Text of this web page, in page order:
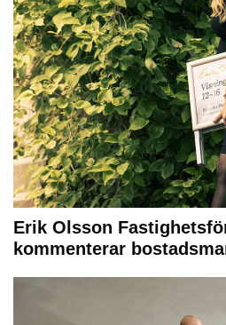
Erik Olsson
kommenterar